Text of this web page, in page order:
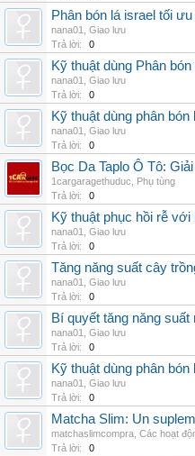
Phân bón lá israel tối
nana01
Giao lưu
Trả lời:
0
Kỹ thuật dùng Phân
nana01
Giao lưu
Trả lời:
0
Kỹ thuật dùng phân
nana01
Giao lưu
Trả lời:
0
Bọc Da Taplo Ô Tô:
1cargaragethuduc
Phụ tùng
Trả lời:
0
Kỹ thuật phục hồi rễ
nana01
Giao lưu
Trả lời:
0
Tăng năng suất cây
nana01
Giao lưu
Trả lời:
0
Bí quyết tăng năng
nana01
Giao lưu
Trả lời:
0
Kỹ thuật dùng phân
nana01
Giao lưu
Trả lời:
0
Matcha Slim: Un
matchaslimcompra Các hoạt
Trả lời:
0